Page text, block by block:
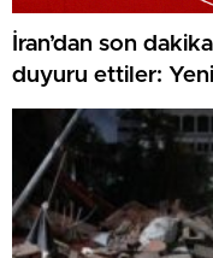
İran’dan son
duyuru ettiler: